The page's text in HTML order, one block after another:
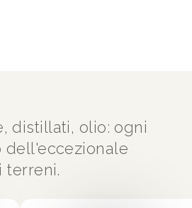
distillati, olio: ogni
terreni.